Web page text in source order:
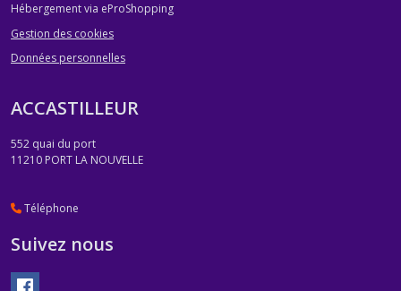
Hébergement via eProShopping
Gestion des cookies
Données personnelles
ACCASTILLEUR
552 quai du port
11210 PORT LA NOUVELLE
Téléphone
Suivez nous